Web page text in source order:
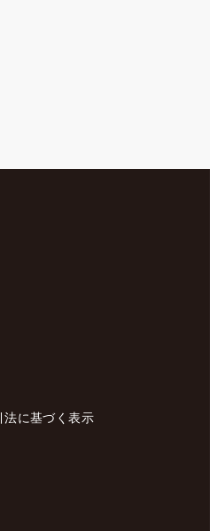
法に基づく表示